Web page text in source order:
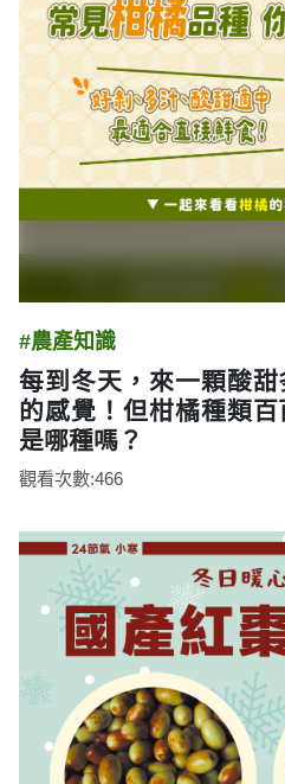
#農產知識
每到冬天，來一顆酸
的感覺！但柑橘種類
是哪種嗎？
觀看次數:466